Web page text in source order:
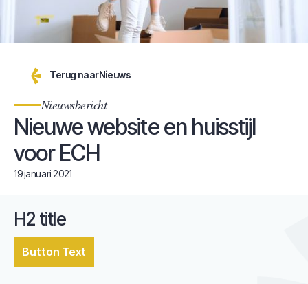
Terug naarNieuws
Nieuwsbericht
Nieuwe website en huisstijl
voor ECH
19 januari 2021
H2 title
Button Text